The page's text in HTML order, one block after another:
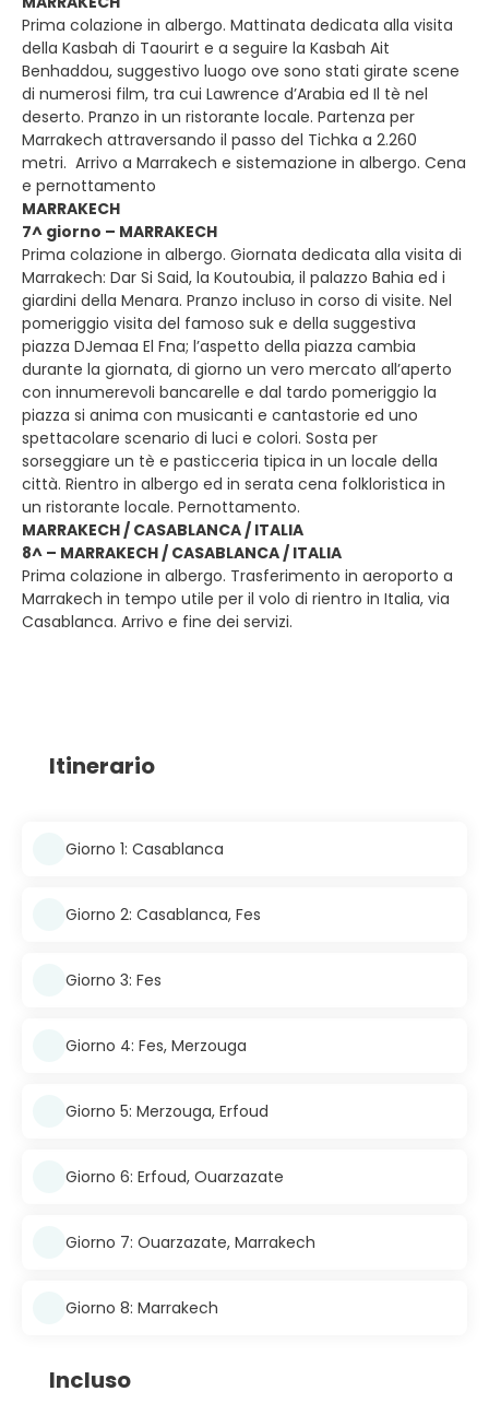
Prima colazione in albergo. Mattinata dedicata alla visita
della Kasbah di Taourirt e a seguire la Kasbah Ait
Benhaddou, suggestivo luogo ove sono stati girate scene
di numerosi film, tra cui Lawrence d’Arabia ed Il tè nel
deserto. Pranzo in un ristorante locale. Partenza per
Marrakech attraversando il passo del Tichka a 2.260
metri. Arrivo a Marrakech e sistemazione in albergo. Cena
e pernottamento
MARRAKECH
7^ giorno – MARRAKECH
Prima colazione in albergo. Giornata dedicata alla visita di
Marrakech: Dar Si Said, la Koutoubia, il palazzo Bahia ed i
giardini della Menara. Pranzo incluso in corso di visite. Nel
pomeriggio visita del famoso suk e della suggestiva
piazza DJemaa El Fna; l’aspetto della piazza cambia
durante la giornata, di giorno un vero mercato all’aperto
con innumerevoli bancarelle e dal tardo pomeriggio la
piazza si anima con musicanti e cantastorie ed uno
spettacolare scenario di luci e colori. Sosta per
sorseggiare un tè e pasticceria tipica in un locale della
città. Rientro in albergo ed in serata cena folkloristica in
un ristorante locale. Pernottamento.
MARRAKECH / CASABLANCA / ITALIA
8^ – MARRAKECH / CASABLANCA / ITALIA
Prima colazione in albergo. Trasferimento in aeroporto a
Marrakech in tempo utile per il volo di rientro in Italia, via
Casablanca. Arrivo e fine dei servizi.
Itinerario
Giorno 1: Casablanca
Giorno 2: Casablanca, Fes
Giorno 3: Fes
Giorno 4: Fes, Merzouga
Giorno 5: Merzouga, Erfoud
Giorno 6: Erfoud, Ouarzazate
Giorno 7: Ouarzazate, Marrakech
Giorno 8: Marrakech
Incluso